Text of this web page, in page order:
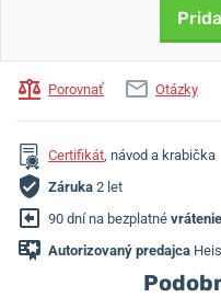
Porovnať Otázky
Certifikát, návod a krabička
Záruka 2 let
90 dní na bezplatné vrátenie
Autorizovaný predajca